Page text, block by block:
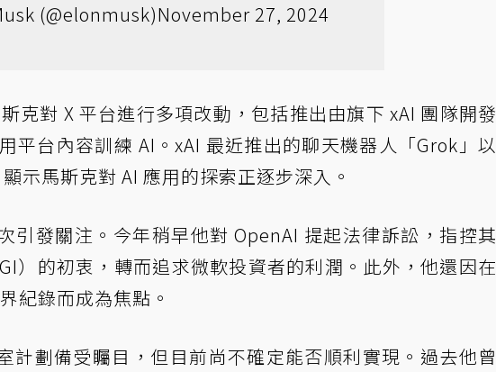
(@elonmusk)November 27, 2024
克對 X 平台進行多項改動，包括推出由旗下 xAI 團隊開發
平台內容訓練 AI。xAI 最近推出的聊天機器人「Grok」以
示馬斯克對 AI 應用的探索正逐步深入。
引發關注。今年稍早他對 OpenAI 提起法律訴訟，指控其
）的初衷，轉而追求微軟投資者的利潤。此外，他還因在
紀錄而成為焦點。
計劃備受矚目，但目前尚不確定能否順利實現。過去他曾